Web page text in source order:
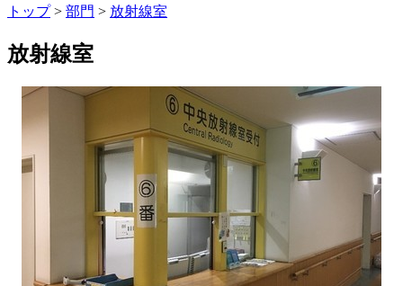
トップ> 部門 > 放射線室
放射線室